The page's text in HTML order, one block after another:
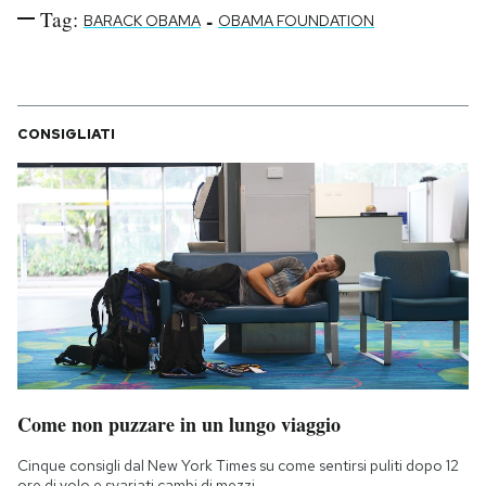
Tag: BARACK OBAMA - OBAMA FOUNDATION
CONSIGLIATI
Come non puzzare in un lungo viaggio
Cinque consigli dal New York Times su come sentirsi puliti dopo 12